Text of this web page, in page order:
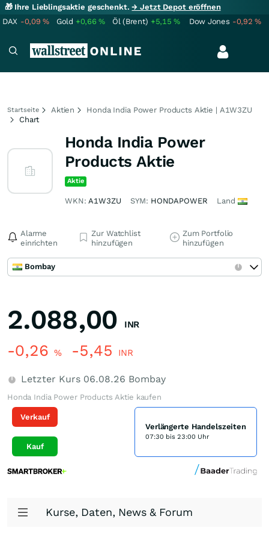
🎁 Ihre Lieblingsaktie geschenkt.→ Jetzt Depot eröffnen
DAX -0,09% Gold +0,66% Öl (Brent) +5,15% Dow Jones -0,92%
Startseite Aktien
Honda India Power Products Aktie | A1W3ZU
Chart
Honda India Power
Products Aktie
Aktie
WKN:A1W3ZU SYM: HONDAPOWER Land
Alarme
einrichten
Zur Watchlist
hinzufügen
Zum Portfolio
hinzufügen
Bombay
2.088,00 INR
-0,26 % -5,45 INR
Letzter Kurs 06.08.26 Bombay
Honda India Power Products Aktie kaufen
Verkauf
Kauf
Verlängerte Handelszeiten
07:30 bis 23:00 Uhr
Kurse, Daten, News & Forum